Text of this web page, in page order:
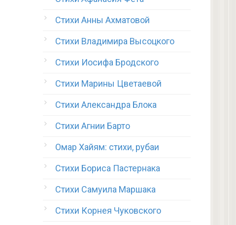
Стихи Анны Ахматовой
Стихи Владимира Высоцкого
Стихи Иосифа Бродского
Стихи Марины Цветаевой
Стихи Александра Блока
Стихи Агнии Барто
Омар Хайям: стихи, рубаи
Стихи Бориса Пастернака
Стихи Самуила Маршака
Стихи Корнея Чуковского